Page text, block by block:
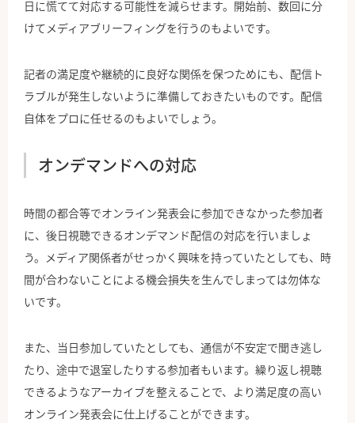
日に慌てて対応する可能性を減らせます。開始前、数回に分
けてメディアブリーフィングを行うのもよいです。
記者の満足度や継続的に良好な関係を保つためにも、配信ト
ラブルが発生しないように準備しておきたいものです。配信
自体をプロに任せるのもよいでしょう。
オンデマンドへの対応
時間の都合等でオンライン発表会に参加できなかった参加者
に、後日視聴できるオンデマンド配信の対応を行いましょ
う。メディア関係者がせっかく興味を持っていたとしても、時
間が合わないことによる機会損失を生んでしまっては勿体な
いです。
また、当日参加していたとしても、通信が不安定で聞き逃し
たり、途中で退室したりする参加者もいます。繰り返し視聴
できるようなアーカイブを整えることで、より満足度の高い
オンライン発表会に仕上げることができます。